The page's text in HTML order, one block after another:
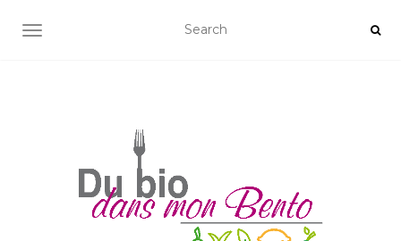
AFFICHER/MASQUER LA NAVIGATION